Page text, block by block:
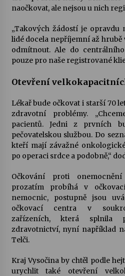
naočkovat, ale nejsou u nich
„Takových žádostí je opravdu
lidé docela nepříjemní až
odmítnout. Ale do
pouze pro naše registrované
Otevření
Lékař bude očkovat i starší 70
zdravotní problémy.
pacientů. Jedni z prvních
pečovatelskou službou. Do
kteří mají závažné
po operaci srdce a podobně,“
Očkování proti
prozatím probíhá v
nemocnic, postupně jsou
očkovací centra v
zařízeních, která splnila
zdravotnictví, nyní například
Telči.
Kraj Vysočina by chtěl podle
urychlit také otevření